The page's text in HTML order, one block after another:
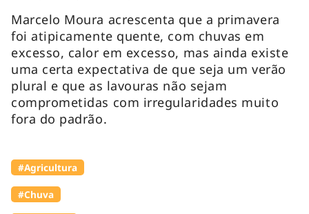
Marcelo Moura acrescenta que a primavera
foi atipicamente quente, com chuvas em
excesso, calor em excesso, mas ainda existe
uma certa expectativa de que seja um verão
plural e que as lavouras não sejam
comprometidas com irregularidades muito
fora do padrão.
#Agricultura
#Chuva